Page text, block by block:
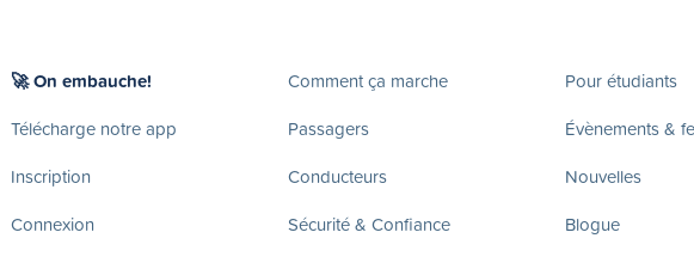
🚀 On embauche!
Télécharge notre app
Inscription
Connexion
Comment ça marche
Passagers
Conducteurs
Sécurité & Confiance
Pour étudiants
Évènements &
Nouvelles
Blogue